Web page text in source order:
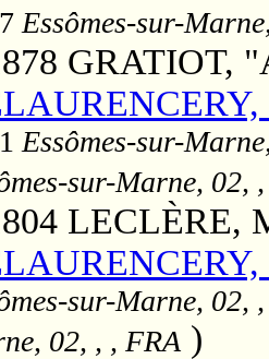
Essômes-sur-
GRATIOT,
Essômes-sur-
sur-Marne, 02,
LECLÈRE,
sur-Marne, 02,
02, , , FRA )